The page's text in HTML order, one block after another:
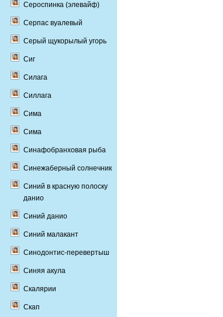
Сероспинка (элевайф)
Серпас вуалевый
Серый щукорылый угорь
Сиг
Силага
Силлага
Сима
Сима
Синафобранховая рыба
Синежаберный солнечник
Синий в красную полоску
данио
Синий данио
Синий малакант
Синодонтис-перевертыш
Синяя акула
Скалярии
Скап